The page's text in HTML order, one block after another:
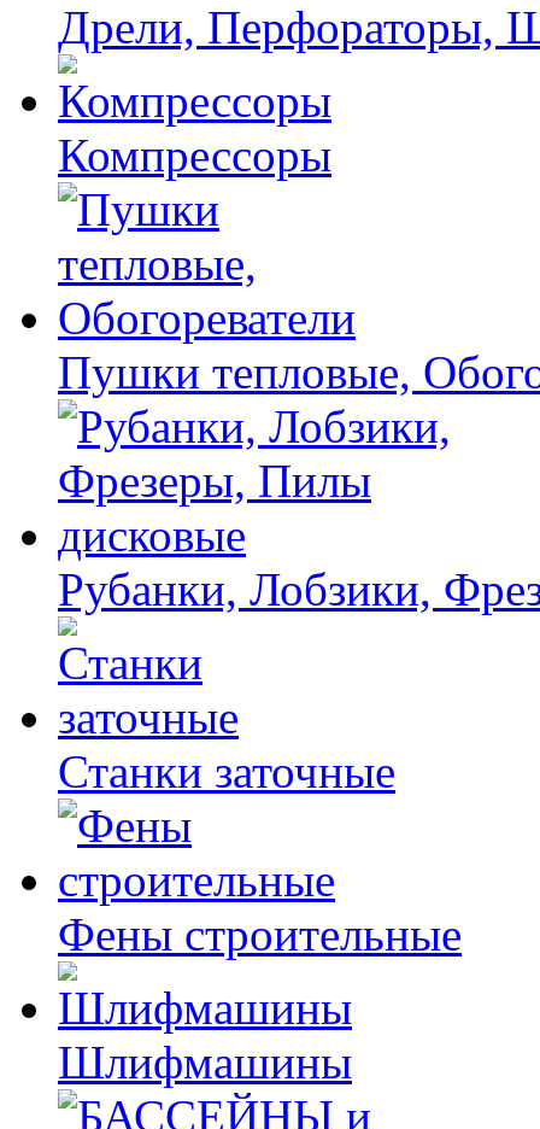
Дрели, Перфораторы,
Компрессоры
Пушки тепловые,
Рубанки, Лобзики,
Станки заточные
Фены строительные
Шлифмашины